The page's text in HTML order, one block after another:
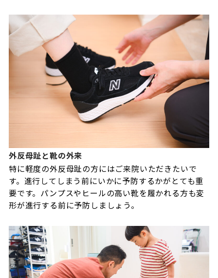
外反母趾と靴の外来
特に軽度の外反母趾の方にはご来院いただきたいで
す。進行してしまう前にいかに予防するかがとても重
要です。パンプスやヒールの高い靴を履かれる方も変
形が進行する前に予防しましょう。